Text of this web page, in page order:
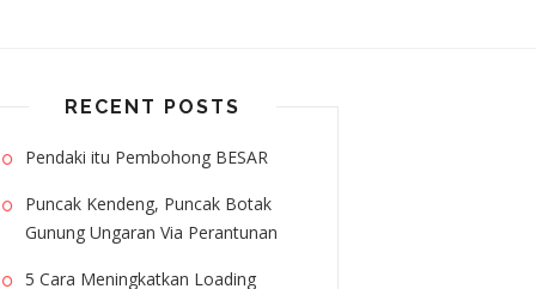
RECENT POSTS
Pendaki itu Pembohong BESAR
Puncak Kendeng, Puncak Botak
Gunung Ungaran Via Perantunan
5 Cara Meningkatkan Loading